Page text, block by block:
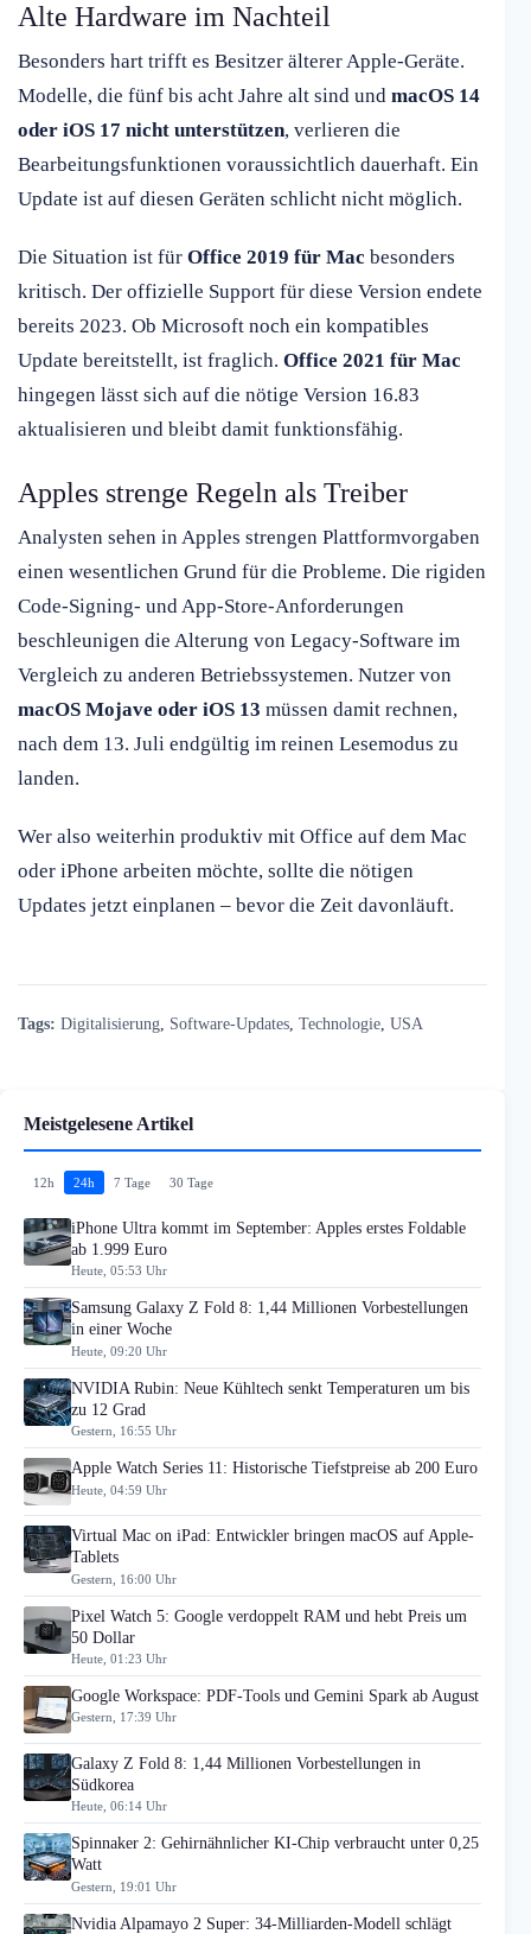
Alte Hardware im Nachteil
Besonders hart trifft es Besitzer älterer Apple-Geräte.
Modelle, die fünf bis acht Jahre alt sind und macOS 14
oder iOS 17 nicht unterstützen, verlieren die
Bearbeitungsfunktionen voraussichtlich dauerhaft. Ein
Update ist auf diesen Geräten schlicht nicht möglich.
Die Situation ist für Office 2019 für Mac besonders
kritisch. Der offizielle Support für diese Version endete
bereits 2023. Ob Microsoft noch ein kompatibles
Update bereitstellt, ist fraglich. Office 2021 für Mac
hingegen lässt sich auf die nötige Version 16.83
aktualisieren und bleibt damit funktionsfähig.
Apples strenge Regeln als Treiber
Analysten sehen in Apples strengen Plattformvorgaben
einen wesentlichen Grund für die Probleme. Die rigiden
Code-Signing- und App-Store-Anforderungen
beschleunigen die Alterung von Legacy-Software im
Vergleich zu anderen Betriebssystemen. Nutzer von
macOS Mojave oder iOS 13 müssen damit rechnen,
nach dem 13. Juli endgültig im reinen Lesemodus zu
landen.
Wer also weiterhin produktiv mit Office auf dem Mac
oder iPhone arbeiten möchte, sollte die nötigen
Updates jetzt einplanen – bevor die Zeit davonläuft.
Tags: Digitalisierung Software-Updates Technologie USA
Meistgelesene Artikel
12h 24h 7 Tage 30 Tage
iPhone Ultra kommt im September: Apples erstes Foldable
ab 1.999 Euro
Heute, 05:53 Uhr
Samsung Galaxy Z Fold 8: 1,44 Millionen Vorbestellungen
in einer Woche
Heute, 09:20 Uhr
NVIDIA Rubin: Neue Kühltech senkt Temperaturen um bis
zu 12 Grad
Gestern, 16:55 Uhr
Apple Watch Series 11: Historische Tiefstpreise ab 200 Euro
Heute, 04:59 Uhr
Virtual Mac on iPad: Entwickler bringen macOS auf Apple-
Tablets
Gestern, 16:00 Uhr
Pixel Watch 5: Google verdoppelt RAM und hebt Preis um
50 Dollar
Heute, 01:23 Uhr
Google Workspace: PDF-Tools und Gemini Spark ab August
Gestern, 17:39 Uhr
Galaxy Z Fold 8: 1,44 Millionen Vorbestellungen in
Südkorea
Heute, 06:14 Uhr
Spinnaker 2: Gehirnähnlicher KI-Chip verbraucht unter 0,25
Watt
Gestern, 19:01 Uhr
Nvidia Alpamayo 2 Super: 34-Milliarden-Modell schlägt